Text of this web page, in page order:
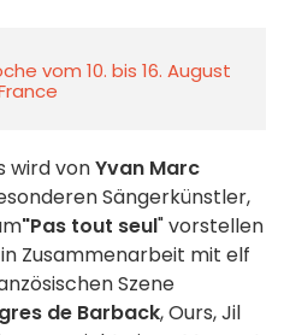
vom 10. bis 16. August
wird vonYvan Marc
Sängerkünstler,
"Pas tout seul" vorstellen
Zusammenarbeit mit elf
Szene
de Barback, Ours, Jil